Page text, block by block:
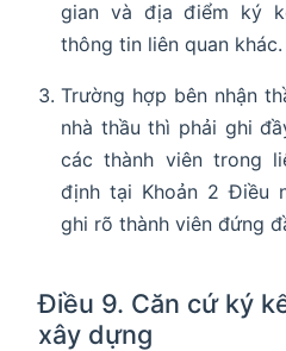
gian và địa điểm ký
thông tin liên quan khác.
Trường hợp bên nhận
nhà thầu thì phải ghi
các thành viên trong
định tại Khoản 2 Điều
ghi rõ thành viên đứng
Điều 9. Căn cứ ký
xây dựng